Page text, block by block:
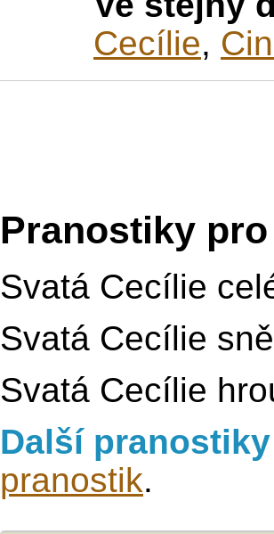
Cecílie,
Pranostiky
Svatá Cecílie
Svatá Cecílie
Svatá Cecílie
Další pranostiky
pranostik.